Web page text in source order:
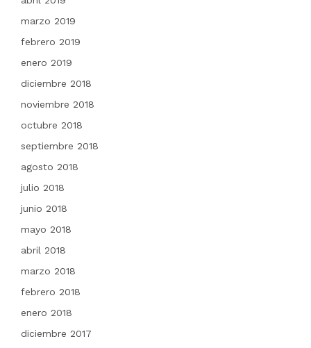
marzo 2019
febrero 2019
enero 2019
diciembre 2018
noviembre 2018
octubre 2018
septiembre 2018
agosto 2018
julio 2018
junio 2018
mayo 2018
abril 2018
marzo 2018
febrero 2018
enero 2018
diciembre 2017